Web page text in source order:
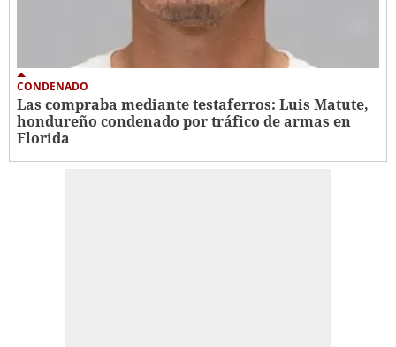
CONDENADO
Las compraba mediante testaferros: Luis Matute,
hondureño condenado por tráfico de armas en
Florida